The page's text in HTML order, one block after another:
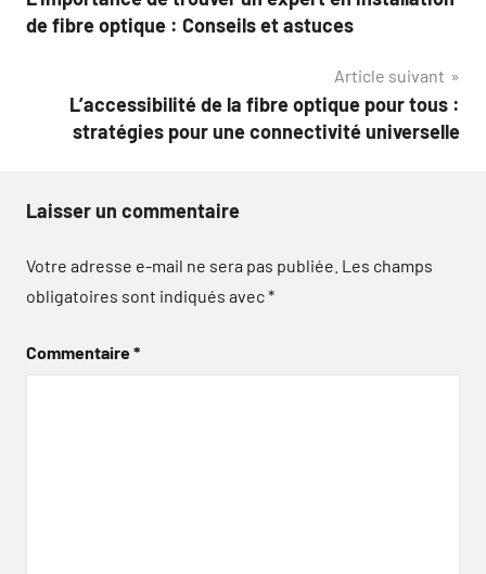
de
de fibre optique : Conseils et astuces
Article suivant
L’accessibilité de la fibre optique pour tous :
stratégies pour une connectivité universelle
Laisser un commentaire
Votre adresse e-mail ne sera pas publiée. Les champs
obligatoires sont indiqués avec*
Commentaire*